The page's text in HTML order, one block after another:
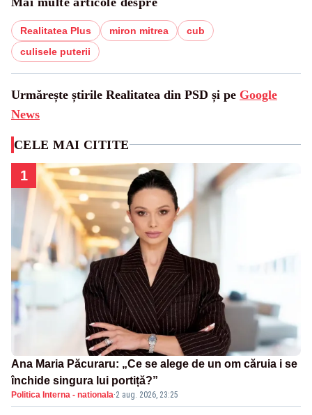
Realitatea Plus miron mitrea
cub
culisele puterii
Urmărește știrile Realitatea din PSD și pe Google
News
CELE MAI CITITE
1
Ana Maria Păcuraru: „Ce se alege de un om căruia i se
închide singura lui portiță?”
Politica Interna - nationala·2 aug. 2026, 23:25